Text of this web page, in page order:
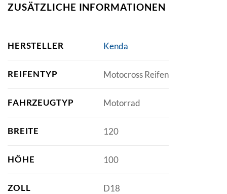
ZUSÄTZLICHE INFORMATIONEN
HERSTELLER Kenda
REIFENTYP Motocross Reifen
FAHRZEUGTYP Motorrad
BREITE 120
HÖHE 100
ZOLL D18